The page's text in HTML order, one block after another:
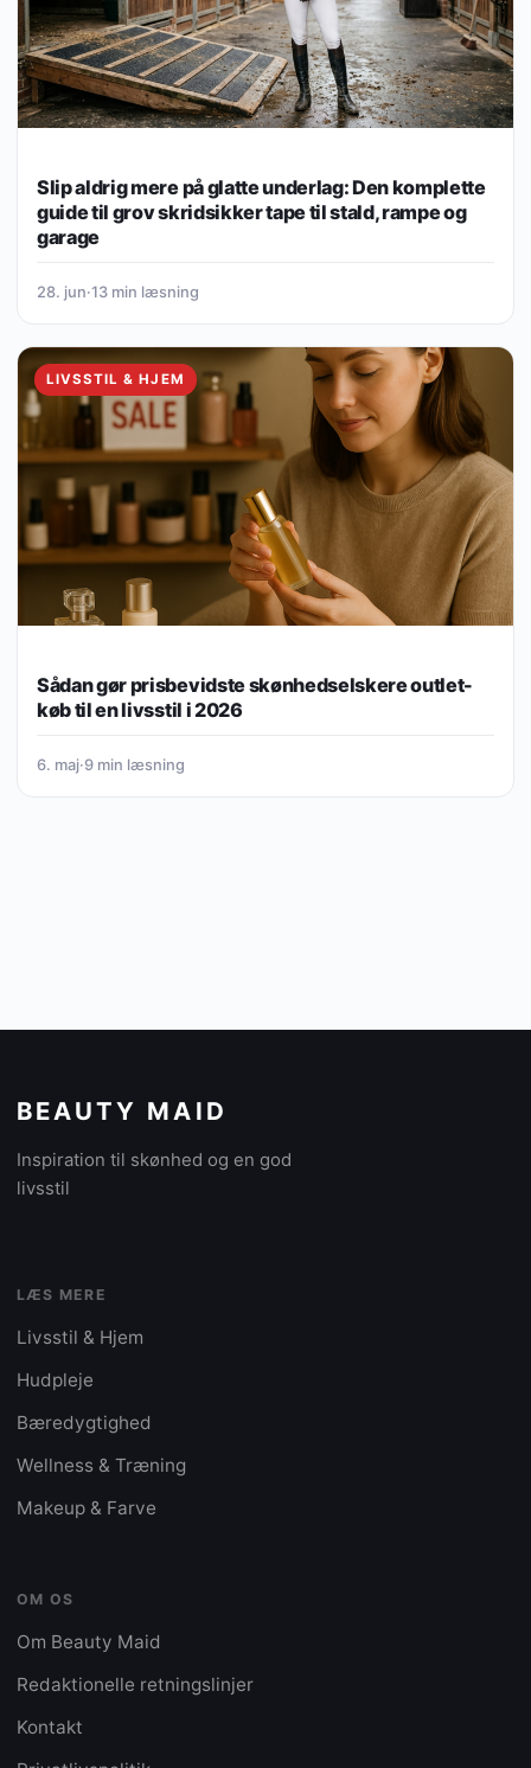
Slip aldrig mere på glatte underlag: Den komplette
guide til grov skridsikker tape til stald, rampe og
garage
28. jun·13 min læsning
LIVSSTIL & HJEM
Sådan gør prisbevidste skønhedselskere outlet-
køb til en livsstil i 2026
6. maj·9 min læsning
BEAUTY MAID
Inspiration til skønhed og en god
livsstil
LÆS MERE
Livsstil & Hjem
Hudpleje
Bæredygtighed
Wellness & Træning
Makeup & Farve
OM OS
Om Beauty Maid
Redaktionelle retningslinjer
Kontakt